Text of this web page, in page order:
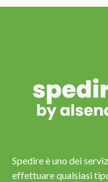
Spedire è uno dei
effettuare qualsiasi